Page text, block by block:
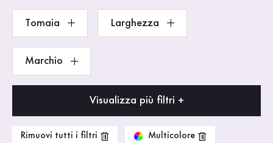
Tomaia Larghezza
Marchio
Visualizza più filtri +
Rimuovi tutti i filtri Multicolore